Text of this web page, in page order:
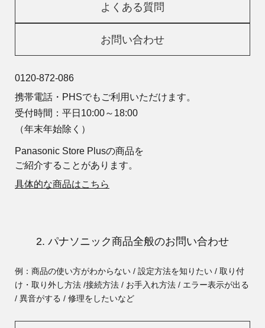
よくある質問
お問い合わせ
0120-872-086
携帯電話・PHSでもご利用いただけます。
受付時間：平日10:00～18:00
（年末年始除く）
Panasonic Store Plusの商品を
ご紹介することがあります。
具体的な商品はこちら
2. パナソニック商品全般のお問い合わせ
例：商品の使い方がわからない / 設定方法を知りたい / 取り付
け・取り外し方法 /接続方法 / お手入れ方法 / エラー表示が出る
/ 異音がする / 修理をしたいなど